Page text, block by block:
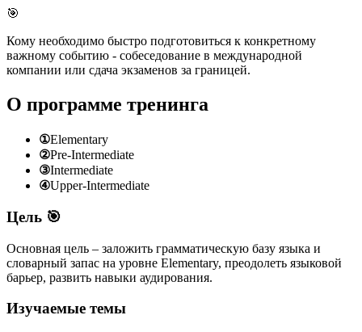
🎯
Кому необходимо быстро подготовиться к конкретному
важному событию - собеседование в международной
компании или сдача экзаменов за границей.
О программе тренинга
①Elementary
②Pre-Intermediate
③Intermediate
④Upper-Intermediate
Цель 🎯
Основная цель – заложить грамматическую базу языка и
словарный запас на уровне Elementary, преодолеть языковой
барьер, развить навыки аудирования.
Изучаемые темы